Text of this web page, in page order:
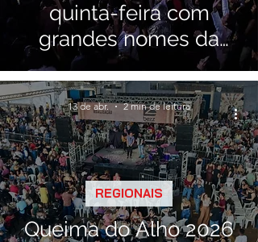
quinta-feira com
grandes nomes da
música nacional
Queima do Alho 2026
REGIONAIS
13 de abr. 2 min de leitura